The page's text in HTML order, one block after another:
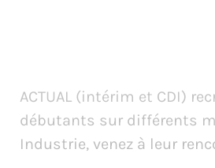
ACTUAL (intérim et CDI)
débutants sur différents
Industrie, venez à leur